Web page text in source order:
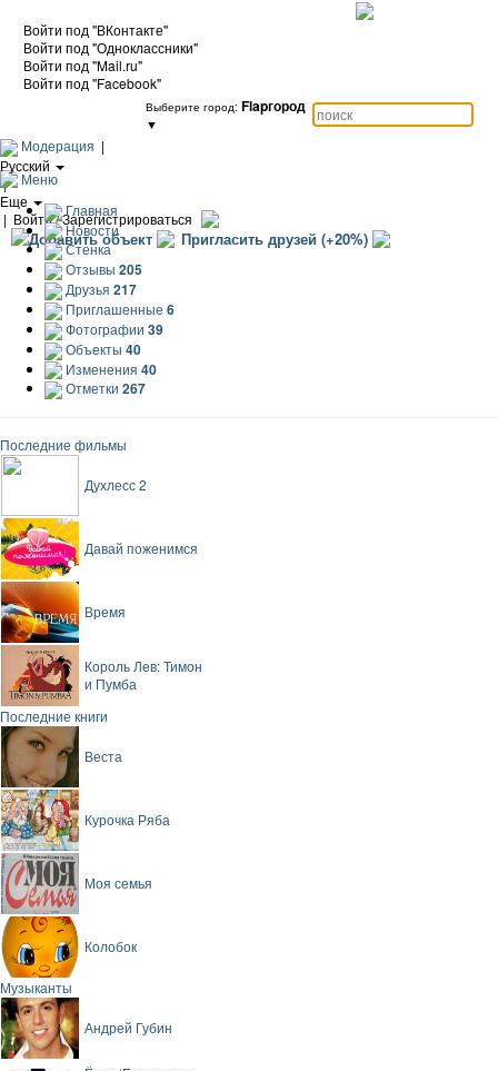
Войти под "ВКонтакте"
Войти под "Одноклассники"
Войти под "Mail.ru"
Войти под "Facebook"
Выберите город: Flapгород
▼
Модерация |
Русский
|
Еще
| Войти / Зарегистрироваться
Добавить объект Пригласить друзей (+20%)
Меню
Главная
Новости
Стенка
Отзывы 205
Друзья 217
Приглашенные 6
Фотографии 39
Объекты 40
Изменения 40
Отметки 267
Последние фильмы
Духлесс 2
Давай поженимся
Время
Король Лев: Тимон
и Пумба
Последние книги
Веста
Курочка Ряба
Моя семья
Колобок
Музыканты
Андрей Губин